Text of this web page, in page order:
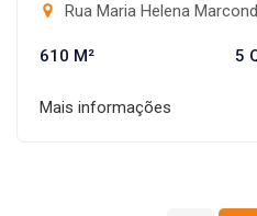
Rua Maria Helena
610 M² 5
Mais informações